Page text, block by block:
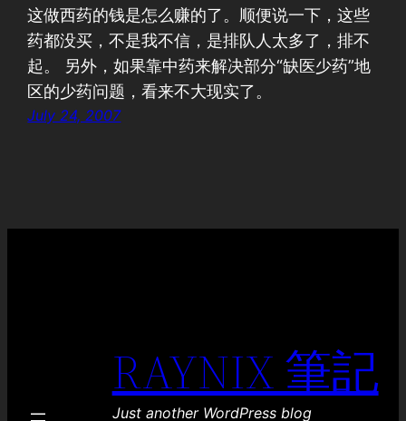
这做西药的钱是怎么赚的了。顺便说一下，这些
药都没买，不是我不信，是排队人太多了，排不
起。 另外，如果靠中药来解决部分“缺医少药”地
区的少药问题，看来不大现实了。
July 24, 2007
RAYNIX 筆記
Just another WordPress blog